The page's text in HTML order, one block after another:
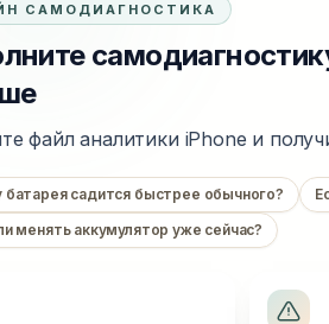
САМОДИАГНОСТИКА
файл аналитики iPhone и
батарея садится быстрее обычного?
менять аккумулятор уже сейчас?